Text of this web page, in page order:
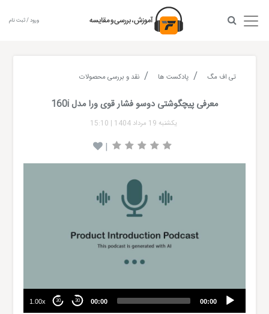
ورود / ثبت نام
تی اف مگ پادکست ها نقد و بررسی محصولات
معرفی پیچگوشتی دوسو فشار قوی ورا مدل 160i
یکشنبه 19 مرداد 1404 |
15:10
|
00:00
00:00
30
30
1.00x